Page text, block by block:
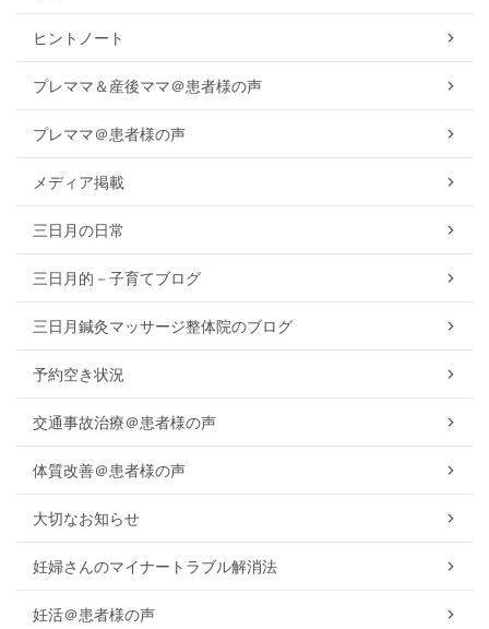
ヒントノート
プレママ＆産後ママ＠患者様の声
プレママ＠患者様の声
メディア掲載
三日月の日常
三日月的－子育てブログ
三日月鍼灸マッサージ整体院のブログ
予約空き状況
交通事故治療＠患者様の声
体質改善＠患者様の声
大切なお知らせ
妊婦さんのマイナートラブル解消法
妊活＠患者様の声